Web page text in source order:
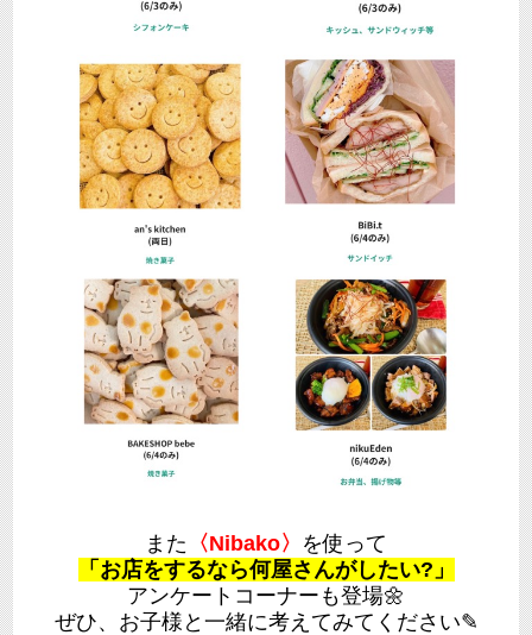
また 〈Nibako〉 を使って
「お店をするなら何屋さんがしたい?」
アンケートコーナーも登場🌼
ぜひ、お子様と一緒に考えてみてください✎